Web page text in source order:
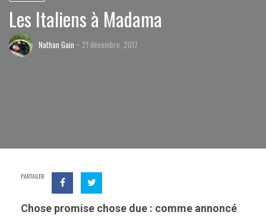
Les Italiens à Madama
Nathan Gain 21 décembre, 2017
PARTAGER
Chose promise chose due : comme annoncé